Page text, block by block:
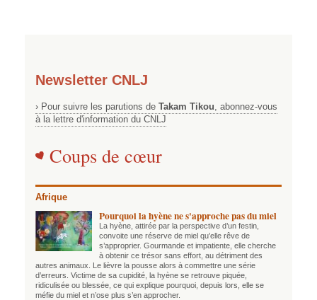
Newsletter CNLJ
› Pour suivre les parutions de Takam Tikou , abonnez-vous
à la lettre d'information du CNLJ
Coups de cœur
Afrique
Pourquoi la hyène ne s'approche pas du miel
La hyène, attirée par la perspective d’un festin,
convoite une réserve de miel qu’elle rêve de
s’approprier. Gourmande et impatiente, elle cherche
à obtenir ce trésor sans effort, au détriment des
autres animaux. Le lièvre la pousse alors à commettre une série
d’erreurs. Victime de sa cupidité, la hyène se retrouve piquée,
ridiculisée ou blessée, ce qui explique pourquoi, depuis lors, elle se
méfie du miel et n’ose plus s’en approcher.